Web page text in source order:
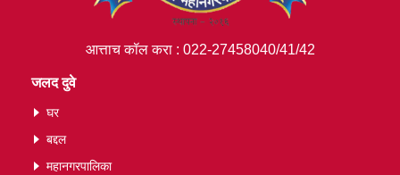
आत्ताच कॉल करा : 022-27458040/41/42
जलद दुवे
घर
बद्दल
महानगरपालिका